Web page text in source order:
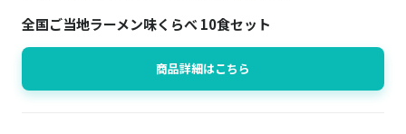
全国ご当地ラーメン味くらべ 10食セット
商品詳細はこちら